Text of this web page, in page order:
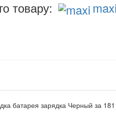
товару: maxi
батарея зарядка Черный за